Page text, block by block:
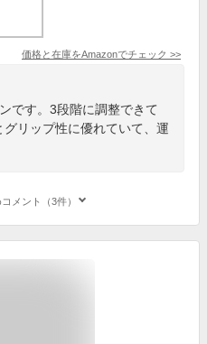
価格と在庫をAmazonでチェック >>
です。3段階に調整できて
リップ性に優れていて、運
メント（3件）